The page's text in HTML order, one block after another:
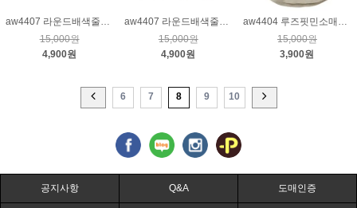
aw4407 라운드배색줄티_크림(그레이)
15,000원
4,900원
aw4407 라운드배색줄티_베이지
15,000원
4,900원
aw4404 루즈핏민소매티_베이지
15,000원
3,900원
6 7 8 9 10
공지사항 Q&A 도매인증